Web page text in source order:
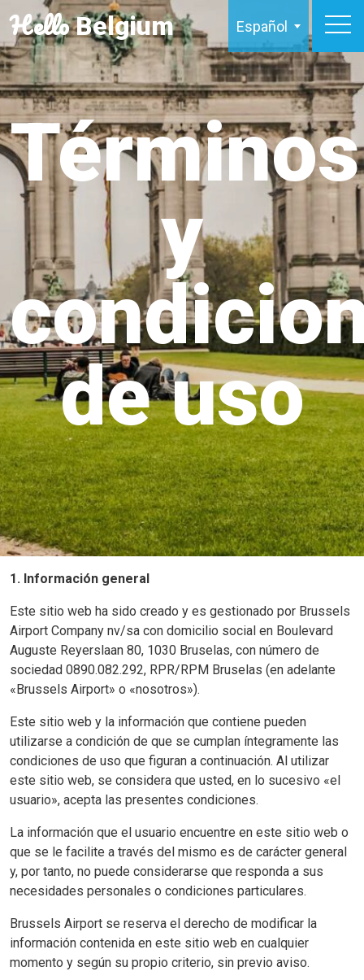
HelloBelgium Español
Términos
y
de uso
1. Información general
Este sitio web ha sido creado y es gestionado por Brussels
Airport Company nv/sa con domicilio social en Boulevard
Auguste Reyerslaan 80, 1030 Bruselas, con número de
sociedad 0890.082.292, RPR/RPM Bruselas (en adelante
«Brussels Airport» o «nosotros»).
Este sitio web y la información que contiene pueden
utilizarse a condición de que se cumplan íntegramente las
condiciones de uso que figuran a continuación. Al utilizar
este sitio web, se considera que usted, en lo sucesivo «el
usuario», acepta las presentes condiciones.
La información que el usuario encuentre en este sitio web o
que se le facilite a través del mismo es de carácter general
y, por tanto, no puede considerarse que responda a sus
necesidades personales o condiciones particulares.
Brussels Airport se reserva el derecho de modificar la
información contenida en este sitio web en cualquier
momento y según su propio criterio, sin previo aviso.